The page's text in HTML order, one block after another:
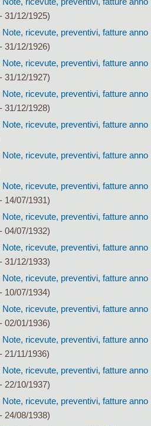
31/12/1925)
Note, ricevute, preventivi, fatture anno
31/12/1926)
Note, ricevute, preventivi, fatture anno
31/12/1927)
Note, ricevute, preventivi, fatture anno
31/12/1928)
Note, ricevute, preventivi, fatture anno
Note, ricevute, preventivi, fatture anno
Note, ricevute, preventivi, fatture anno
14/07/1931)
Note, ricevute, preventivi, fatture anno
04/07/1932)
Note, ricevute, preventivi, fatture anno
31/12/1933)
Note, ricevute, preventivi, fatture anno
10/07/1934)
Note, ricevute, preventivi, fatture anno
02/01/1936)
Note, ricevute, preventivi, fatture anno
21/11/1936)
Note, ricevute, preventivi, fatture anno
22/10/1937)
Note, ricevute, preventivi, fatture anno
24/08/1938)